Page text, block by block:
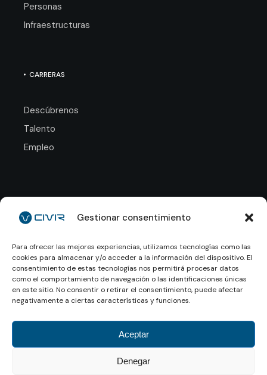
Gestionar consentimiento
Para ofrecer las mejores experiencias, utilizamos tecnologías como las
cookies para almacenar y/o acceder a la información del dispositivo. El
consentimiento de estas tecnologías nos permitirá procesar datos
como el comportamiento de navegación o las identificaciones únicas
en este sitio. No consentir o retirar el consentimiento, puede afectar
negativamente a ciertas características y funciones.
Aceptar
Denegar
Personas
Infraestructuras
CARRERAS
Descúbrenos
Talento
Empleo
Déjanos tu CV y nos
pondremos en contacto
contigo.
Enviar CV